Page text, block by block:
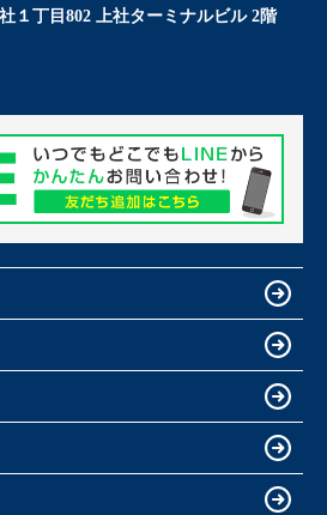
１丁目802 上社ターミナルビル 2階